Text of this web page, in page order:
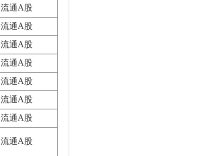
流通A股
流通A股
流通A股
流通A股
流通A股
流通A股
流通A股
流通A股